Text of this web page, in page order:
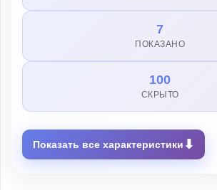
7
ПОКАЗАНО
100
СКРЫТО
Показать все характеристики ⬇